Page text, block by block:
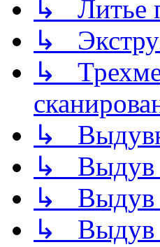
↳ Литье
↳
↳
↳
↳ Выдув
↳ Выдув
↳ Выдув